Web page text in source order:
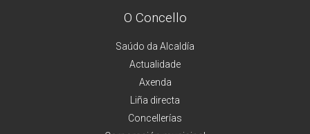
O Concello
Saúdo da Alcaldía
Actualidade
Axenda
Liña directa
Concellerías